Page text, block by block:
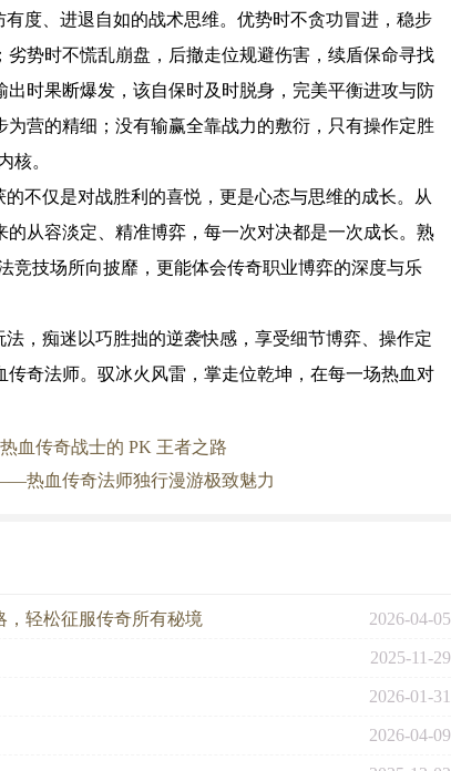
、进退自如的战术思维。优势时不贪功冒进，稳步
势时不慌乱崩盘，后撤走位规避伤害，续盾保命寻找
时果断爆发，该自保时及时脱身，完美平衡进攻与防
营的精细；没有输赢全靠战力的敷衍，只有操作定胜
核。
仅是对战胜利的喜悦，更是心态与思维的成长。从
从容淡定、精准博弈，每一次对决都是一次成长。熟
竞技场所向披靡，更能体会传奇职业博弈的深度与乐
痴迷以巧胜拙的逆袭快感，享受细节博弈、操作定
奇法师。驭冰火风雷，掌走位乾坤，在每一场热血对
血传奇战士的 PK 王者之路
热血传奇法师独行漫游极致魅力
2026-04-05
轻松征服传奇所有秘境
2025-11-29
2026-01-31
2026-04-09